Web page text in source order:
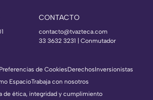
CONTACTO
contacto@tvazteca.com
33 3632 3231 | Conmutador
de CookiesDerechosInversionistas
EspacioTrabaja con nosotros
de ética, integridad y cumplimiento